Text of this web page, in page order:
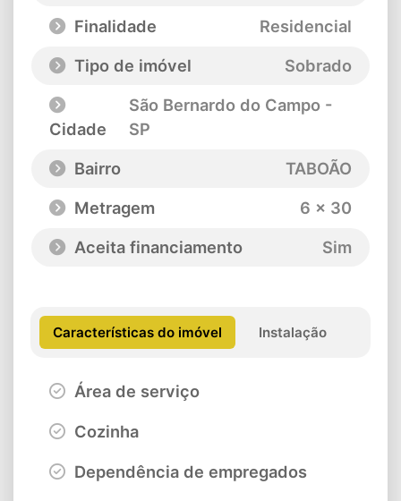
Finalidade
Residencial
Tipo de imóvel
Sobrado
Cidade
São Bernardo do Campo -
SP
Bairro
TABOÃO
Metragem
6 x 30
Aceita financiamento
Sim
Características do imóvel Instalação
Área de serviço
Cozinha
Dependência de empregados